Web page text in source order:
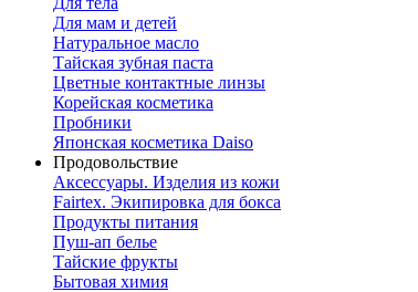
Для мам и детей
Натуральное масло
Тайская зубная паста
Цветные контактные линзы
Корейская косметика
Пробники
Японская косметика Daiso
Продовольствие
Аксессуары. Изделия из кожи
Fairtex. Экипировка для бокса
Продукты питания
Пуш-ап белье
Тайские фрукты
Бытовая химия